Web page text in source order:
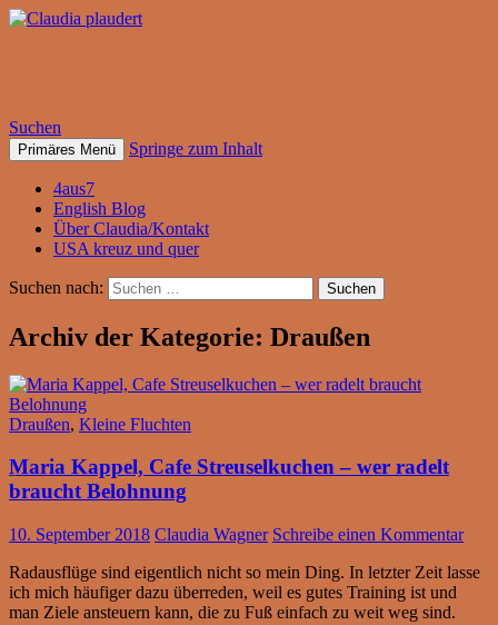
Suchen
Primäres Menü Springe zum Inhalt
4aus7
English Blog
Über Claudia/Kontakt
USA kreuz und quer
Suchen nach:
Archiv der Kategorie: Draußen
Draußen, Kleine Fluchten
Maria Kappel, Cafe Streuselkuchen – wer radelt
braucht Belohnung
10. September 2018 Claudia Wagner Schreibe einen Kommentar
Radausflüge sind eigentlich nicht so mein Ding. In letzter Zeit lasse
ich mich häufiger dazu überreden, weil es gutes Training ist und
man Ziele ansteuern kann, die zu Fuß einfach zu weit weg sind.